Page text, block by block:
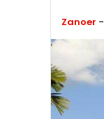
Zanoer -